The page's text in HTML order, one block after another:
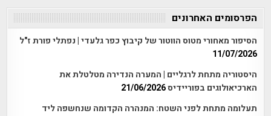
הפרסומים האחרונים
הסיפור מאחורי מטוס הווטור של קיבוץ כפר גלעדי | נפתלי פורת ז"ל
11/07/2026
היסטוריה מתחת לרגליים | המערה הנדירה מטלטלת את
הארכיאולוגים בפוריידיס21/06/2026
תעלומה מתחת לפני השטח: המנהרה הקדומה שנחשפה ליד